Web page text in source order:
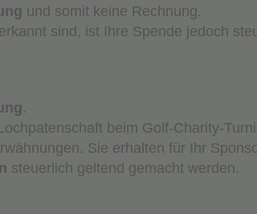
und somit keine Rechnung.
sind, ist Ihre Spende jedoch
.
beim Golf-Charity-
Sie erhalten für Ihr
steuerlich geltend gemacht werden.